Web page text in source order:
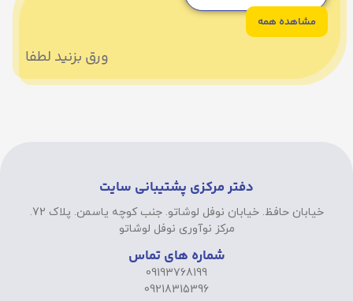
مشاهده همه
ورق بزنید لطفا
دفتر مرکزی پشتیبانی سایت
خیابان حافظ. خیابان نوفل لوشاتو. جنب کوچه یاسمن. پلاک 72.
مرکز نوآوری نوفل لوشاتو
شماره های تماس
09193768199
09218315396